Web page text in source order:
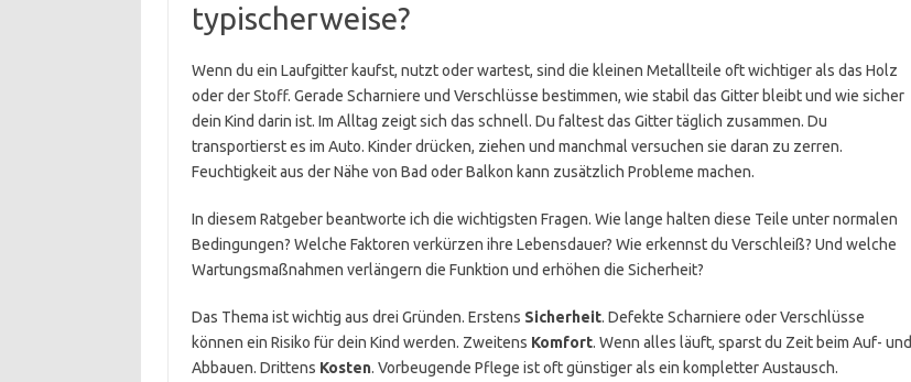
typischerweise?
Wenn du ein Laufgitter kaufst, nutzt oder wartest, sind die kleinen Metallteile oft wichtiger als das Holz
oder der Stoff. Gerade Scharniere und Verschlüsse bestimmen, wie stabil das Gitter bleibt und wie sicher
dein Kind darin ist. Im Alltag zeigt sich das schnell. Du faltest das Gitter täglich zusammen. Du
transportierst es im Auto. Kinder drücken, ziehen und manchmal versuchen sie daran zu zerren.
Feuchtigkeit aus der Nähe von Bad oder Balkon kann zusätzlich Probleme machen.
In diesem Ratgeber beantworte ich die wichtigsten Fragen. Wie lange halten diese Teile unter normalen
Bedingungen? Welche Faktoren verkürzen ihre Lebensdauer? Wie erkennst du Verschleiß? Und welche
Wartungsmaßnahmen verlängern die Funktion und erhöhen die Sicherheit?
Das Thema ist wichtig aus drei Gründen. Erstens Sicherheit. Defekte Scharniere oder Verschlüsse
können ein Risiko für dein Kind werden. Zweitens Komfort. Wenn alles läuft, sparst du Zeit beim Auf- und
Abbauen. Drittens Kosten. Vorbeugende Pflege ist oft günstiger als ein kompletter Austausch.